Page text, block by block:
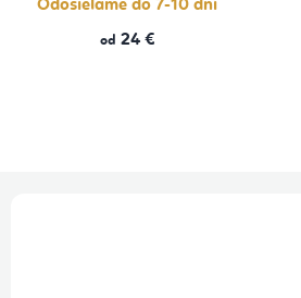
Odosielame do 7-10 dní
od 24 €